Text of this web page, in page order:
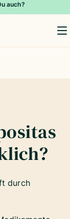
auch?
durch